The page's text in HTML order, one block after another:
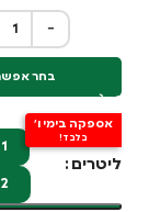
−
בחר
אספקה בימי ו'
בלבד!
ליטרים
1 ליטר
2 ליטר